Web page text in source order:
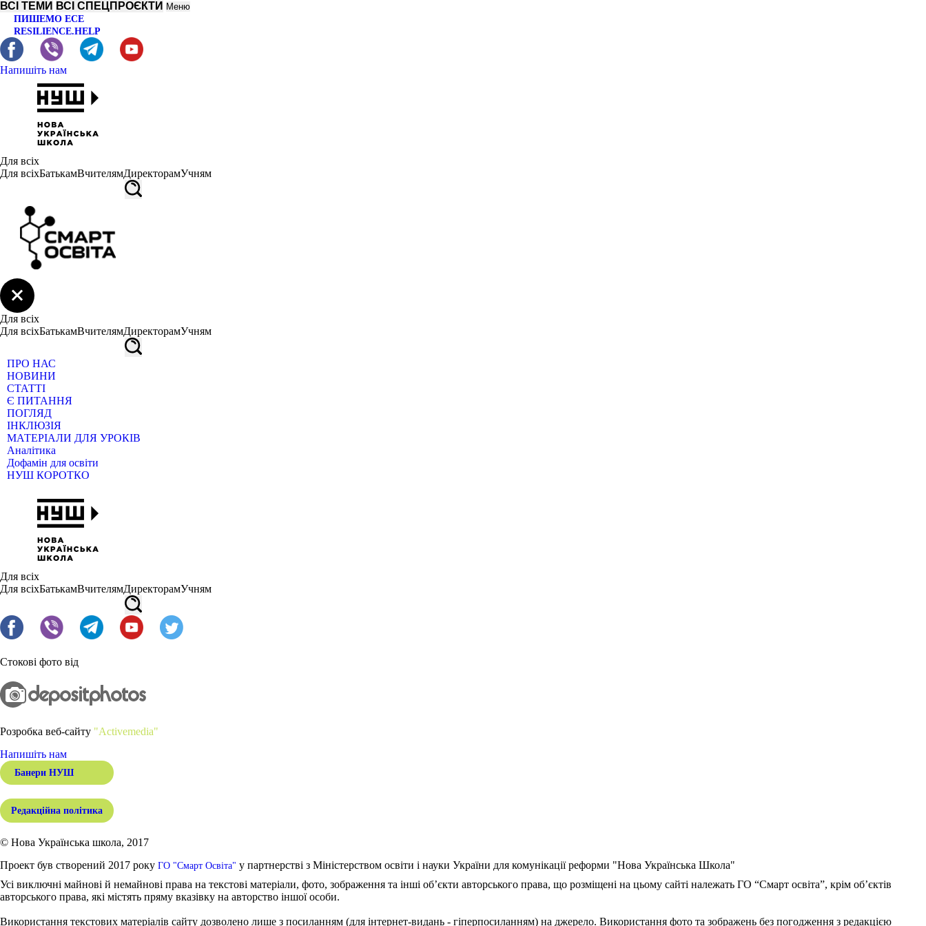
ВСІ ТЕМИ ВСІ СПЕЦПРОЄКТИ Меню
ПИШЕМО ЕСЕ
RESILIENCE.HELP
Напишіть нам
Для всіх
Для всіхБатькамВчителямДиректорамУчням
Для всіх
Для всіхБатькамВчителямДиректорамУчням
ПРО НАС
НОВИНИ
СТАТТІ
Є ПИТАННЯ
ПОГЛЯД
ІНКЛЮЗІЯ
МАТЕРІАЛИ ДЛЯ УРОКІВ
Аналітика
Дофамін для освіти
НУШ КОРОТКО
Для всіх
Для всіхБатькамВчителямДиректорамУчням
Стокові фото від
Розробка веб-сайту "Activemedia"
Напишіть нам
Банери НУШ
Редакційна політика
© Нова Українська школа, 2017
Проект був створений 2017 року ГО "Смарт Освіта" у партнерстві з Міністерством освіти і науки України для комунікації реформи "Нова Українська Школа"
Усі виключні майнові й немайнові права на текстові матеріали, фото, зображення та інші об’єкти авторського права, що розміщені на цьому сайті належать ГО “Смарт освіта”, крім об’єктів
авторського права, які містять пряму вказівку на авторство іншої особи.
Використання текстових матеріалів сайту дозволено лише з посиланням (для інтернет-видань - гіперпосиланням) на джерело. Використання фото та зображень без погодження з редакцією